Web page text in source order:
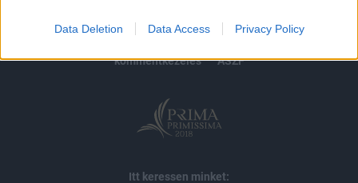
Data Deletion Data Access Privacy Policy
adatvédelem
szerzői jogok médiaajánlat
karrier
kommentkezelés
ÁSZF
Itt keressen minket: